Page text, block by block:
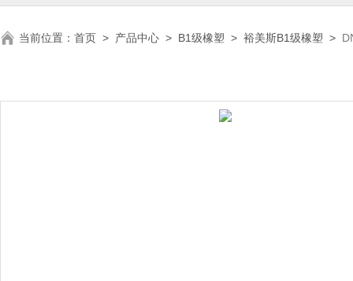
当前位置： 首页 > 产品中心 > B1级橡塑 > 裕美斯B1级橡塑 >